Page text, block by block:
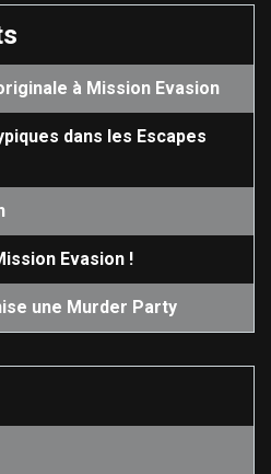
à Mission Evasion
dans les Escapes
Evasion !
une Murder Party